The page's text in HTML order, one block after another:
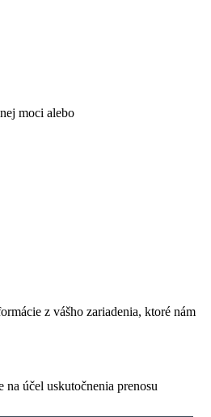
moci alebo
z vášho zariadenia, ktoré nám
účel uskutočnenia prenosu